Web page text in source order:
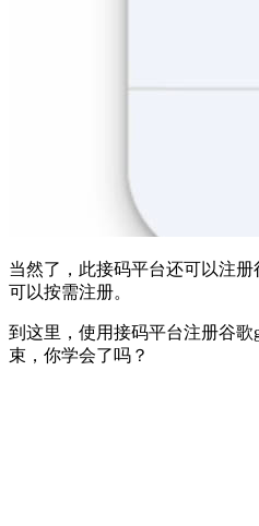
当然了，此接码平台还可以注
可以按需注册。
到这里，使用接码平台注册谷歌
束，你学会了吗？